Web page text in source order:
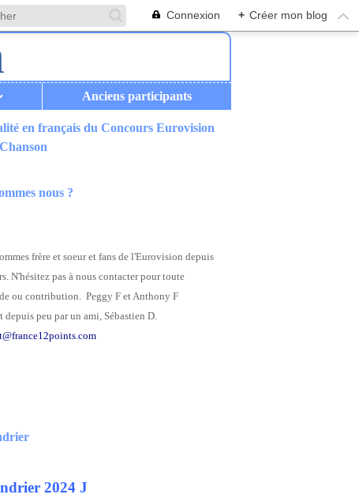
Connexion + Créer mon blog
Anciens participants
en français du Concours Eurovision
nous ?
frère et soeur et fans de l'Eurovision depuis
N'hésitez pas à nous contacter pour toute
ou contribution. Peggy F et Anthony F
depuis peu par un ami, Sébastien D.
2024 J